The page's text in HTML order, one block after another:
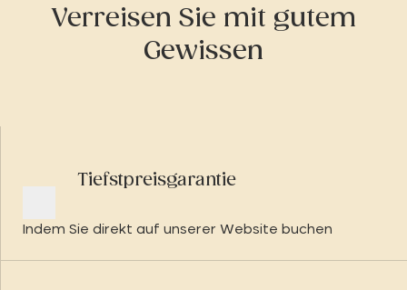
Verreisen Sie mit gutem
Gewissen
Tiefstpreisgarantie
Indem Sie direkt auf unserer Website buchen